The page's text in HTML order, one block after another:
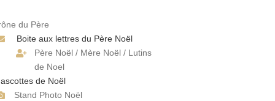
du Père
Boite aux lettres du Père Noël
Père Noël / Mère Noël / Lutins
de Noel
de Noël
Stand Photo Noël